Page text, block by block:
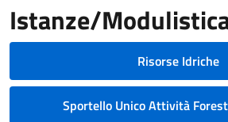
Istanze/
Risorse Idriche
Sportello Unico Attività